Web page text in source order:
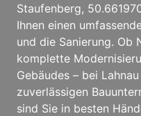
Staufenberg,
Ihnen einen
und die Sanierung. Ob
komplette
Gebäudes – bei
zuverlässigen
sind Sie in besten